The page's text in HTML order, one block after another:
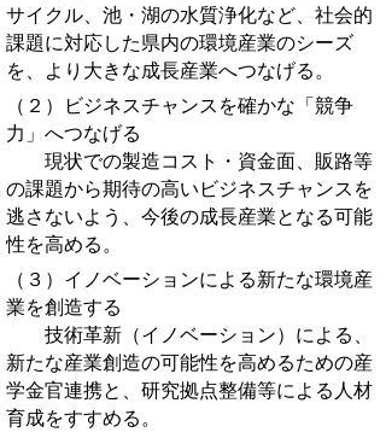
サイクル、池・湖の水質浄化など、社会的
課題に対応した県内の環境産業のシーズ
を、より大きな成長産業へつなげる。
（２）ビジネスチャンスを確かな「競争
力」へつなげる
現状での製造コスト・資金面、販路等
の課題から期待の高いビジネスチャンスを
逃さないよう、今後の成長産業となる可能
性を高める。
（３）イノベーションによる新たな環境産
業を創造する
技術革新（イノベーション）による、
新たな産業創造の可能性を高めるための産
学金官連携と、研究拠点整備等による人材
育成をすすめる。